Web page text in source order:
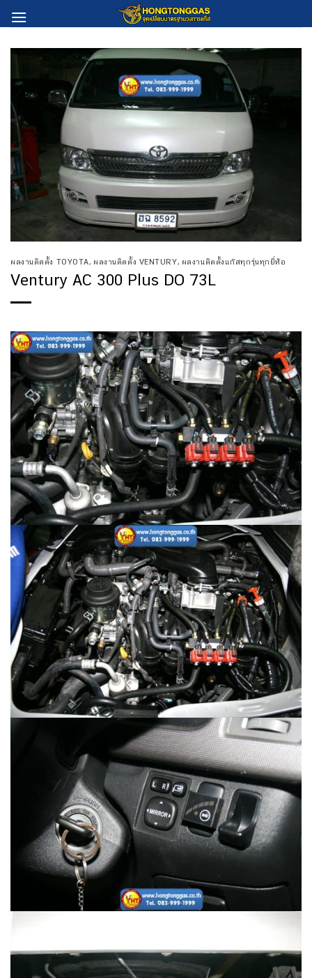
to
ผลงานติดตั้ง TOYOTA, ผลงานติดตั้ง VENTURY, ผลงานติดตั้งแก๊สทุกรุ่นทุกยี่ห้อ
Ventury AC 300 Plus DO 73L